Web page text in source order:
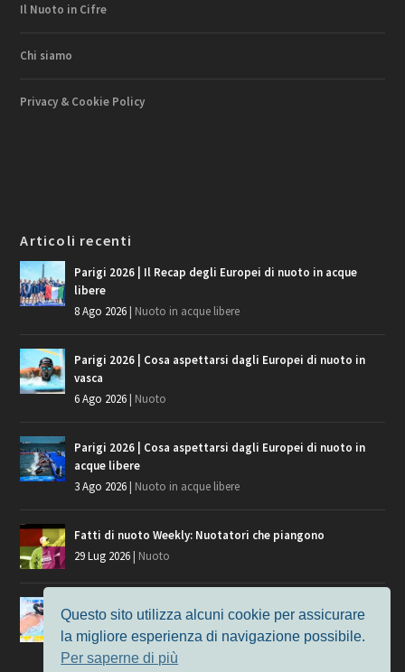
Il Nuoto in Cifre
Chi siamo
Privacy & Cookie Policy
Articoli recenti
Parigi 2026 | Il Recap degli Europei di nuoto in acque
libere
8 Ago 2026| Nuoto in acque libere
Parigi 2026 | Cosa aspettarsi dagli Europei di nuoto in
vasca
6 Ago 2026| Nuoto
Parigi 2026 | Cosa aspettarsi dagli Europei di nuoto in
acque libere
3 Ago 2026| Nuoto in acque libere
Fatti di nuoto Weekly: Nuotatori che piangono
29 Lug 2026| Nuoto
Giochi del Mediterraneo, i convocati del nuoto per
9 Lug 2026
Nuoto
Questo sito utilizza alcuni cookie per assicurare
la migliore esperienza di navigazione possibile.
Per saperne di più